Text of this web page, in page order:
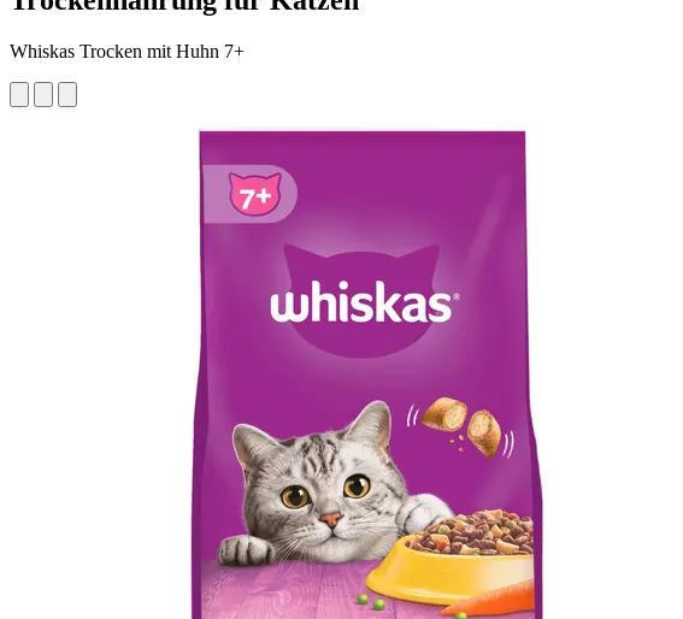
Whiskas Trocken mit Huhn 7+